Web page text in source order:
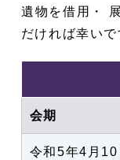
遺物を借用・
だければ幸いで
会期
令和5年4月10